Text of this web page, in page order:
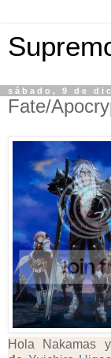
sábado, 9 de
Fate/
Hola Nakamas